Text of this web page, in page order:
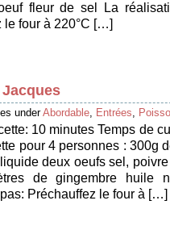
fleur de sel La
le four à 220°C […]
underAbordable, Entrées,
10 minutes Temps de
pour 4 personnes : 300g
deux oeufs sel,
de gingembre huile
Préchauffez le four à […]